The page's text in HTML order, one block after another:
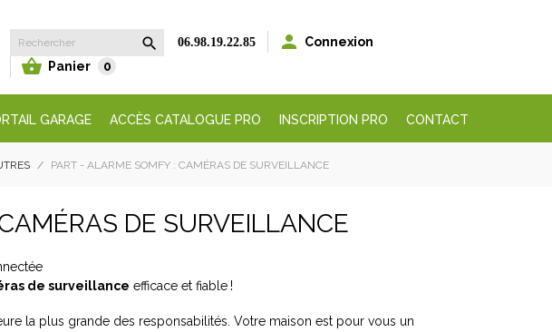
 06.98.19.22.85  Connexion
 Panier 0
GARAGE ACCÈS CATALOGUE PRO INSCRIPTION PRO CONTACT
PART - ALARME SOMFY : CAMÉRAS DE SURVEILLANCE
DE SURVEILLANCE
de surveillance efficace et fiable !
la plus grande des responsabilités. Votre maison est pour vous un